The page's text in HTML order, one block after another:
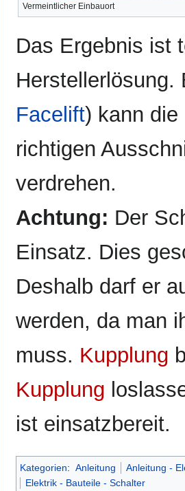
Vermeintlicher Einbauort
Das Ergebnis ist
Facelift) kann die
richtigen
verdrehen.
Achtung: Der
Einsatz. Dies
Deshalb darf er
werden, da man
muss. Kupplung
Kupplung
ist einsatzbereit.
Kategorien: Anleitung
Anleitung -
Elektrik - Bauteile - Schalter